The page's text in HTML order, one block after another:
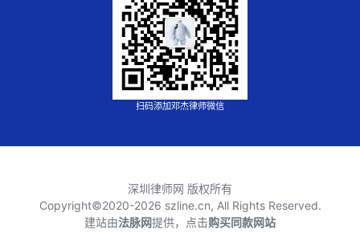
扫码添加邓杰律师微信
深圳律师网 版权所有
Copyright©2020-2026 szline.cn, All Rights Reserved.
建站由法脉网提供，点击购买同款网站